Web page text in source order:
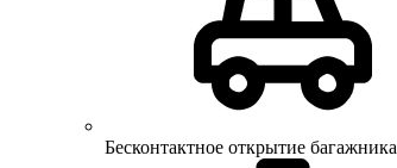
Бесконтактное открытие багажника